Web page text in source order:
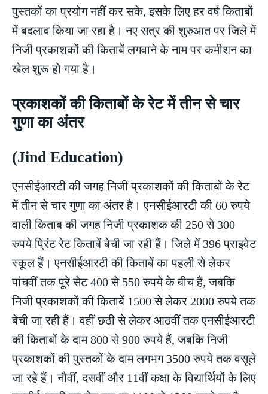
पुस्तकों का प्रयोग नहीं कर सके, इसके लिए हर वर्ष किताबों
में बदलाव किया जा रहा है। नए सत्र की शुरुआत पर जिले में
निजी प्रकाशकों की किताबें लगवाने के नाम पर कमीशन का
खेल शुरू हो गया है।
प्रकाशकों की किताबों के रेट में तीन से चार
गुणा का अंतर
(Jind Education)
एनसीईआरटी की जगह निजी प्रकाशकों की किताबों के रेट
में तीन से चार गुणा का अंतर है। एनसीईआरटी की 60 रुपये
वाली किताब की जगह निजी प्रकाशक की 250 से 300
रुपये प्रिंट रेट किताबें बेची जा रही हैं। जिले में 396 प्राइवेट
स्कूल हैं। एनसीईआरटी की किताबें का पहली से लेकर
पांचवीं तक पूरे सेट 400 से 550 रुपये के बीच हैं, जबकि
निजी प्रकाशकों की किताबें 1500 से लेकर 2000 रुपये तक
बेची जा रही हैं। वहीं छठी से लेकर आठवीं तक एनसीईआरटी
की किताबों के दाम 800 से 900 रुपये हैं, जबकि निजी
प्रकाशकों की पुस्तकों के दाम लगभग 3500 रुपये तक वसूले
जा रहे हैं। नौवीं, दसवीं और 11वीं कक्षा के विद्यार्थियों के लिए